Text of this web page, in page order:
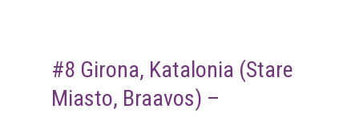
#8 Girona, Katalonia (Stare
Miasto, Braavos) –